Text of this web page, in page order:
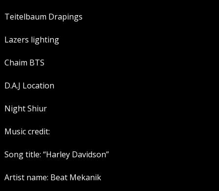
Teitelbaum Drapings
Lazers lighting
Chaim BTS
D.A.J Location
Night Shiur
Music credit:
Song title: “Harley Davidson”
Artist name: Beat Mekanik